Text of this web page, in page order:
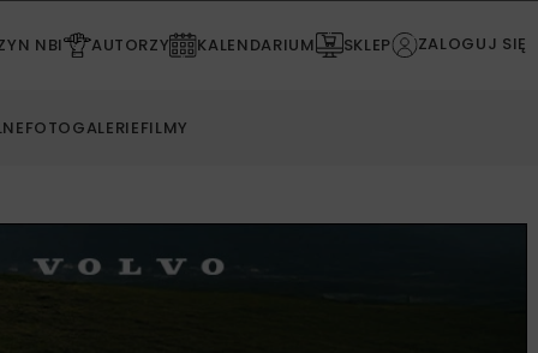
NBI AUTORZY KALENDARIUM SKLEP ZALOGUJ SIĘ
FOTOGALERIEFILMY